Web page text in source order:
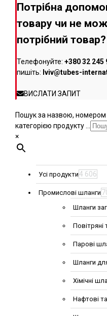
Потрібна
товару чи не
потрібний товар?
Телефонуйте: +380 32 245
пишіть: lviv@tubes-
ВИСЛАТИ ЗАПИТ
Пошук за назвою, номером
категорією продукту ...
×
Усі продукти4 606
Промислові шланги
Шланги
Повітряні
Парові
Шланги
Хімічні
Нафтові